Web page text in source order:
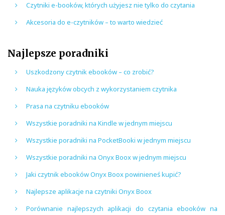
Czytniki e-booków, których użyjesz nie tylko do czytania
Akcesoria do e-czytników – to warto wiedzieć
Najlepsze poradniki
Uszkodzony czytnik ebooków – co zrobić?
Nauka języków obcych z wykorzystaniem czytnika
Prasa na czytniku ebooków
Wszystkie poradniki na Kindle w jednym miejscu
Wszystkie poradniki na PocketBooki w jednym miejscu
Wszystkie poradniki na Onyx Boox w jednym miejscu
Jaki czytnik ebooków Onyx Boox powinieneś kupić?
Najlepsze aplikacje na czytniki Onyx Boox
Porównanie najlepszych aplikacji do czytania ebooków na